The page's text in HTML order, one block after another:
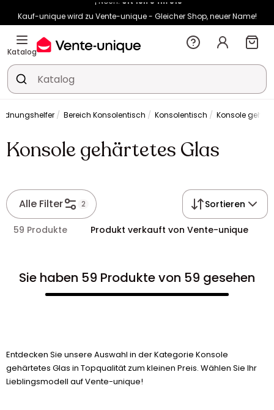
Kauf-unique wird zu Vente-unique - Gleicher Shop, neuer Name!
-10% ab 400€ mitHEAT10auf Vente-unique-Produkte
Noch:
Katalog
Bereich Konsolentisch Konsolentisch Konsole
Konsole gehärtetes Glas
Alle Filter 2 Sortieren
59 Produkte Produkt verkauft von Vente-unique
Sie haben 59 Produkte von 59 gesehen
Entdecken Sie unsere Auswahl in der Kategorie Konsole
gehärtetes Glas in Topqualität zum kleinen Preis. Wählen Sie Ihr
Lieblingsmodell auf Vente-unique!